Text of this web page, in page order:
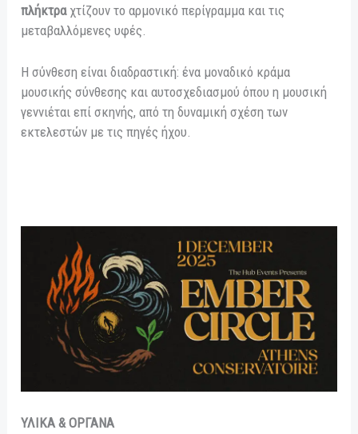
πλήκτραχτίζουν το αρμονικό περίγραμμα και τις
μεταβαλλόμενες υφές.
Η σύνθεση είναι διαδραστική: ένα μοναδικό κράμα
μουσικής σύνθεσης και αυτοσχεδιασμού όπου η μουσική
γεννιέται επί σκηνής, από τη δυναμική σχέση των
εκτελεστών με τις πηγές ήχου.
ΥΛΙΚΑ & ΟΡΓΑΝΑ